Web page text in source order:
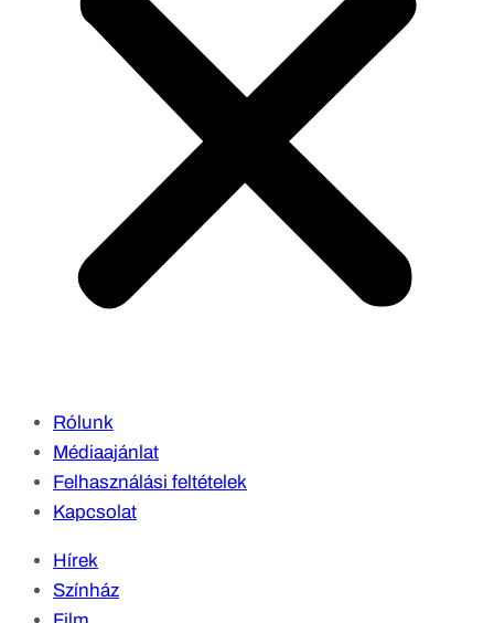
Rólunk
Médiaajánlat
Felhasználási feltételek
Kapcsolat
Hírek
Színház